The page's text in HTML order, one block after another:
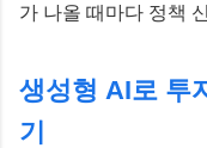
가 나올 때마다 정책
생성형 AI로 투
기